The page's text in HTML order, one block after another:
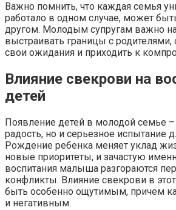
Важно помнить, что каждая семья
работало в одном случае, может
другом. Молодым супругам важно
выстраивать границы с
свои ожидания и приходить к
Влияние свекрови на
детей
Появление детей в молодой семье –
радость, но и серьезное испытание
Рождение ребенка меняет уклад
новые приоритеты, и зачастую
воспитания малыша разгораются
конфликты.​ Влияние свекрови в
быть особенно ощутимым, причем
и негативным.​